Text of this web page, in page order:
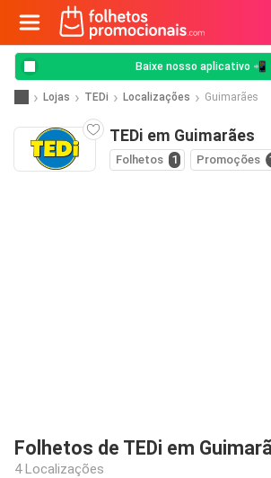
Baixe nosso aplicativo 📲
Lojas TEDi Localizações Guimarães
TEDi em Guimarães
Folhetos 1 Promoções
Folhetos de TEDi em
4 Localizações